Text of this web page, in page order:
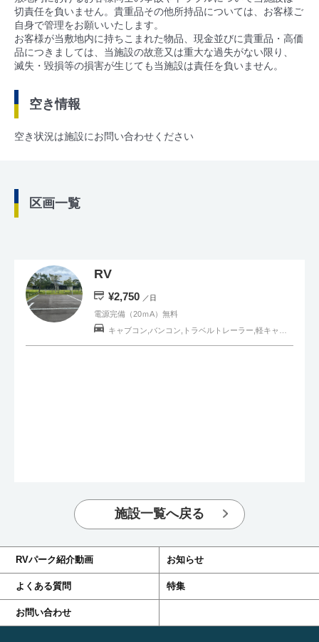
切責任を負いません。貴重品その他所持品については、お客様ご
自身で管理をお願いいたします。
お客様が当敷地内に持ちこまれた物品、現金並びに貴重品・高価
品につきましては、当施設の故意又は重大な過失がない限り、
滅失・毀損等の損害が生じても当施設は責任を負いません。
空き情報
空き状況は施設にお問い合わせください
区画一覧
RV
¥2,750 ／日
電源完備（20ｍA）無料
施設一覧へ戻る
RVパーク紹介動画 お知らせ
よくある質問 特集
お問い合わせ